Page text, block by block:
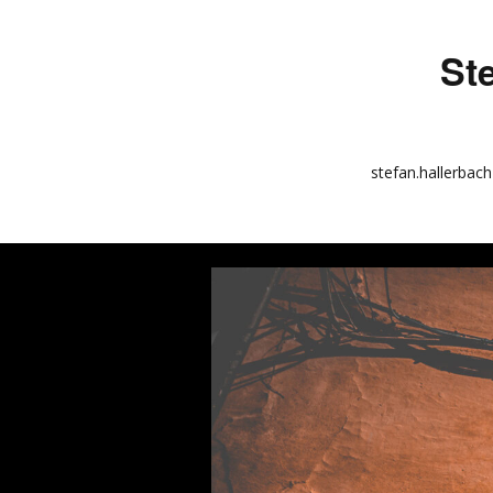
stefan.hallerbach
kunstquadrat.com
impressum